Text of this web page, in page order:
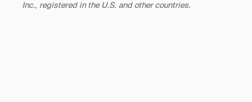
Inc., registered in the U.S. and other countries.